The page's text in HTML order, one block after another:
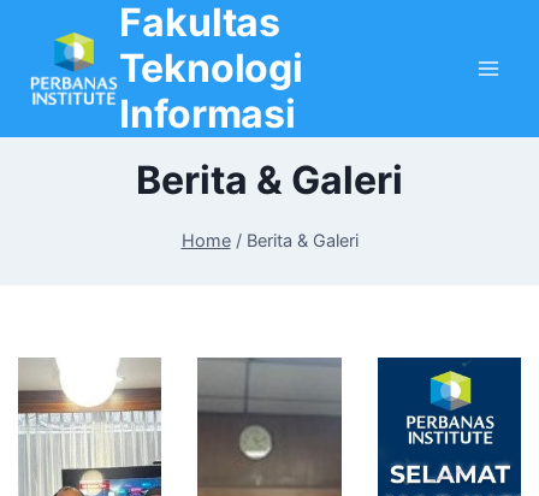
content
Fakultas
Teknologi
Informasi
Berita & Galeri
Home / Berita & Galeri